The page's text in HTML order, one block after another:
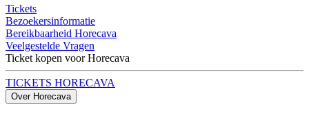
Tickets
Bezoekersinformatie
Bereikbaarheid Horecava
Veelgestelde Vragen
Ticket kopen voor Horecava
TICKETS HORECAVA
Over Horecava